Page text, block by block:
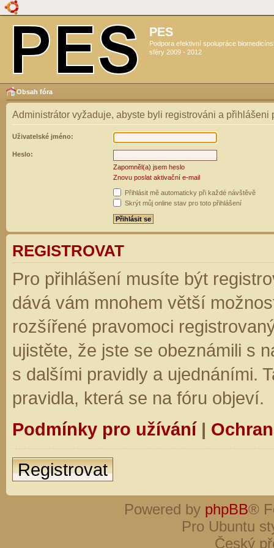
PES
Podpora efektivní spolupráce
sféry 2009 - 2012
Obsah fóra
Administrátor vyžaduje, abyste byli registrováni a přihlášeni
Uživatelské jméno:
Heslo:
Zapomněl(a) jsem heslo
Znovu poslat aktivační e-mail
Přihlásit mě automaticky při každé návštěvě
Skrýt můj online stav pro toto přihlášení
REGISTROVAT
Pro přihlášení musíte být
dává vám mnohem větší
rozšířené pravomoci
ujistěte, že jste se obeznámili s
s dalšími pravidly a ujednáními.
pravidla, která se na fóru objeví.
Podmínky pro užívání|
Registrovat
Powered by phpBB®
Pro Ubuntu
Český